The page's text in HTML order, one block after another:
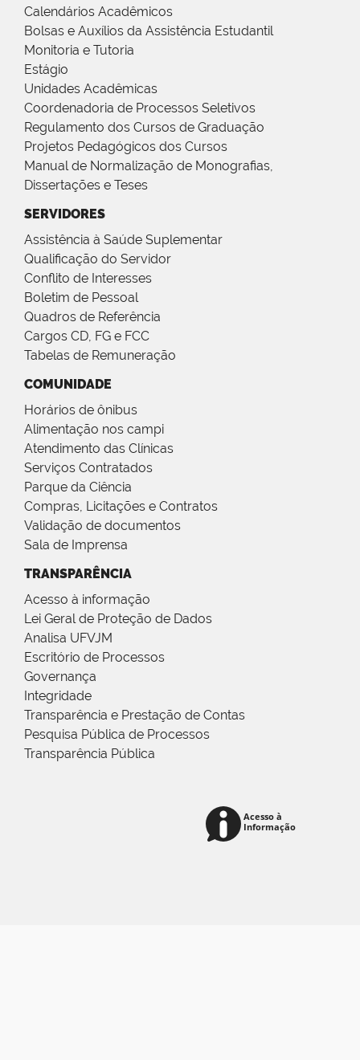
Calendários Acadêmicos
Bolsas e Auxílios da Assistência Estudantil
Monitoria e Tutoria
Estágio
Unidades Acadêmicas
Coordenadoria de Processos Seletivos
Regulamento dos Cursos de Graduação
Projetos Pedagógicos dos Cursos
Manual de Normalização de Monografias,
Dissertações e Teses
SERVIDORES
Assistência à Saúde Suplementar
Qualificação do Servidor
Conflito de Interesses
Boletim de Pessoal
Quadros de Referência
Cargos CD, FG e FCC
Tabelas de Remuneração
COMUNIDADE
Horários de ônibus
Alimentação nos campi
Atendimento das Clínicas
Serviços Contratados
Parque da Ciência
Compras, Licitações e Contratos
Validação de documentos
Sala de Imprensa
TRANSPARÊNCIA
Acesso à informação
Lei Geral de Proteção de Dados
Analisa UFVJM
Escritório de Processos
Governança
Integridade
Transparência e Prestação de Contas
Pesquisa Pública de Processos
Transparência Pública